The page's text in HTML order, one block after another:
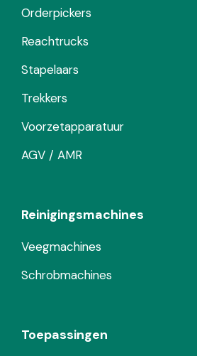
Orderpickers
Reachtrucks
Stapelaars
Trekkers
Voorzetapparatuur
AGV / AMR
Reinigingsmachines
Veegmachines
Schrobmachines
Toepassingen